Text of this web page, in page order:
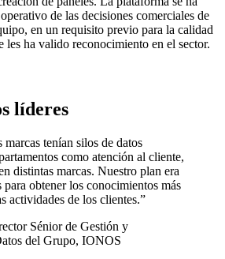
de las decisiones comerciales de
en un requisito previo para la calidad
les ha valido reconocimiento en el sector.
líderes
marcas tenían silos de datos
como atención al cliente,
distintas marcas. Nuestro plan era
para obtener los conocimientos más
actividades de los clientes.”
Sénior de Gestión y
del Grupo, IONOS